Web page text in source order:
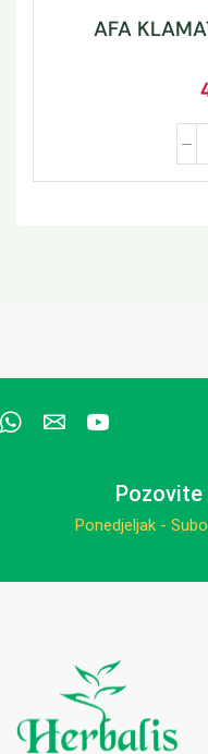
AFA
Pozovite
Ponedjeljak -